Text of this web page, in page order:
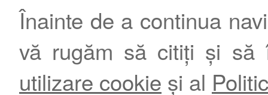
Înainte de a continua
vă rugăm să citiți și să
utilizare cookie și al